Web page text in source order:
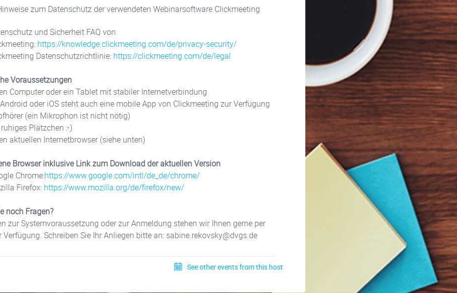
zum Datenschutz der verwendeten Webinarsoftware Clickmeeting
und Sicherheit FAQ von
https://knowledge.clickmeeting.com/de/privacy-security/
Datenschutzrichtlinie: https://clickmeeting.com/de/legal
Voraussetzungen
Computer oder ein Tablet mit stabiler Internetverbindung
oder iOS steht auch eine mobile App von Clickmeeting zur Verfügung
(ein Mikrophon ist nicht nötig)
Plätzchen :-)
aktuellen Internetbrowser (siehe unten)
Browser inklusive Link zum Download der aktuellen Version
Chrome:https://www.google.com/intl/de_de/chrome/
Firefox: https://www.mozilla.org/de/firefox/new/
noch Fragen?
zur Systemvoraussetzung oder zur Anmeldung stehen wir Ihnen gerne per
Verfügung. Schreiben Sie Ihr Anliegen bitte an: sabine.rekovsky@dvgs.de
See other events from this host